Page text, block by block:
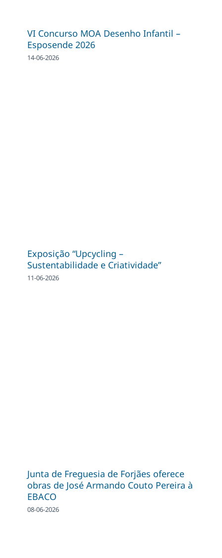
VI Concurso MOA Desenho Infantil –
Esposende 2026
14-06-2026
Exposição “Upcycling –
Sustentabilidade e Criatividade”
11-06-2026
Junta de Freguesia de Forjães oferece
obras de José Armando Couto Pereira à
EBACO
08-06-2026